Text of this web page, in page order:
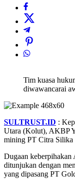
Tim kuasa
diwawancarai
SULTRUST.ID :
Utara (Kolut), AKBP
mining PT Citra
Dugaan
ditunjukan dengan
yang dipasang PT